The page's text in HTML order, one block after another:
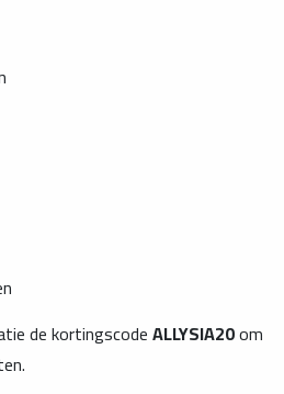
de kortingscodeALLYSIA20om